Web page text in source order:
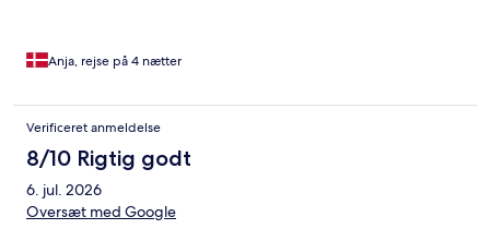
Anja, rejse på 4 nætter
Verificeret anmeldelse
8/10 Rigtig godt
6. jul. 2026
Oversæt med Google